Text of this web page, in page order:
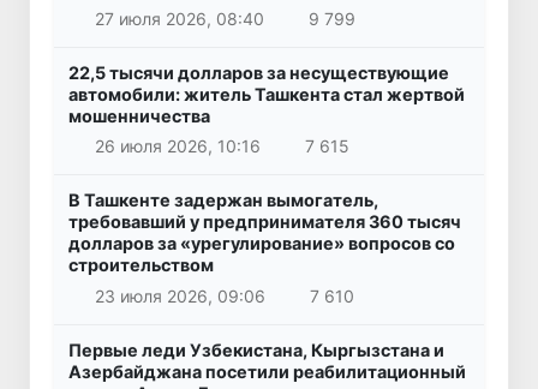
27 июля 2026, 08:40
9 799
22,5 тысячи долларов за несуществующие
автомобили: житель Ташкента стал жертвой
мошенничества
26 июля 2026, 10:16
7 615
В Ташкенте задержан вымогатель,
требовавший у предпринимателя 360 тысяч
долларов за «урегулирование» вопросов со
строительством
23 июля 2026, 09:06
7 610
Первые леди Узбекистана, Кыргызстана и
Азербайджана посетили реабилитационный